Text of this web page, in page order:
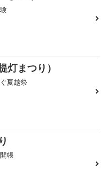
灯まつり）
夏越祭
帳